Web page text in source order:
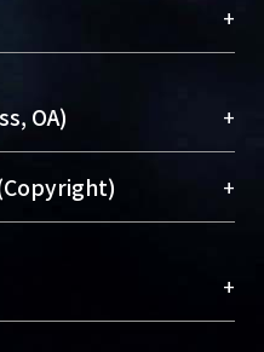
（AH）不同功能平
scholars。期能整合研
promote researcher
Library integrates the
with “Academic
Library)
+
OA) +
升資訊取用性的社會運
過將研究著作公開供使
究發展、提升研究影響
了解OA）
+
者所有，或由第三方贊
版權所有者及第三方同
+